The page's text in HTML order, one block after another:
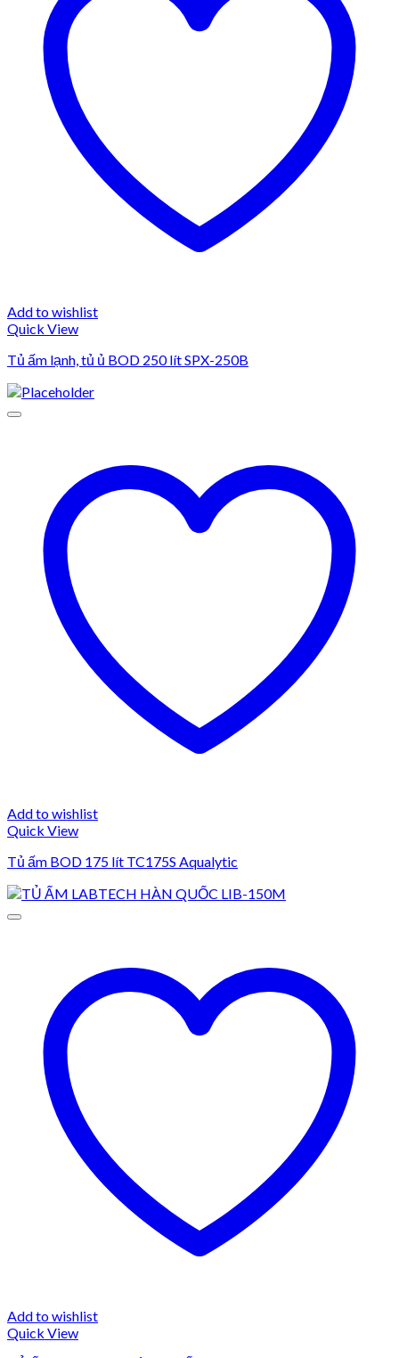
Add to wishlist
Quick View
Tủ ấm lạnh, tủ ủ BOD 250 lít SPX-250B
Add to wishlist
Quick View
Tủ ấm BOD 175 lít TC175S Aqualytic
Add to wishlist
Quick View